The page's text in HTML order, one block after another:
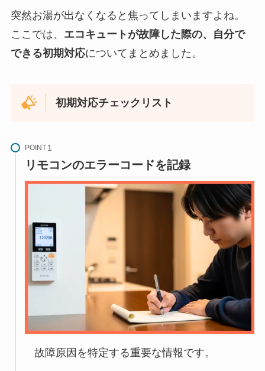
突然お湯が出なくなると焦ってしまいますよね。
ここでは、 エコキュートが故障した際の、自分で
できる初期対応についてまとめました。
初期対応チェックリスト
POINT
リモコンのエラーコードを記録
故障原因を特定する重要な情報です。